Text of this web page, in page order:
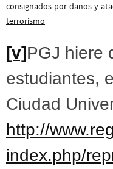
consignados-por-danos-y-
terrorismo
[v]PGJ hiere
estudiantes,
Ciudad
http://
index.php/